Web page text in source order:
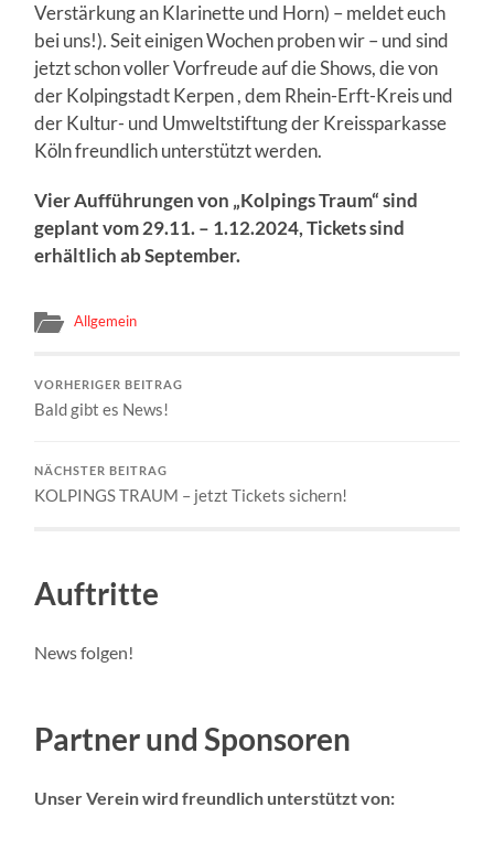
Verstärkung an Klarinette und Horn) – meldet euch
bei uns!). Seit einigen Wochen proben wir – und sind
jetzt schon voller Vorfreude auf die Shows, die von
der Kolpingstadt Kerpen , dem Rhein-Erft-Kreis und
der Kultur- und Umweltstiftung der Kreissparkasse
Köln freundlich unterstützt werden.
Vier Aufführungen von „Kolpings Traum“ sind
geplant vom 29.11. – 1.12.2024, Tickets sind
erhältlich ab September.
Allgemein
VORHERIGER BEITRAG
Bald gibt es News!
NÄCHSTER BEITRAG
KOLPINGS TRAUM – jetzt Tickets sichern!
Auftritte
News folgen!
Partner und Sponsoren
Unser Verein wird freundlich unterstützt von: